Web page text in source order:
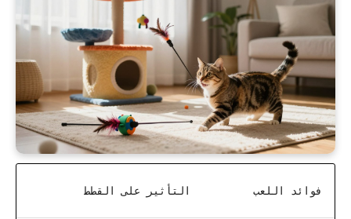
فوائد اللعب التأثير على القطط